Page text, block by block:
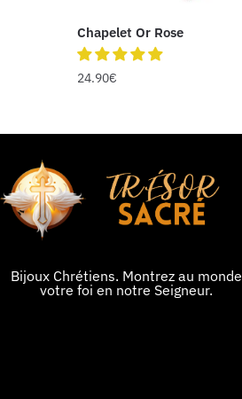
Chapelet Or Rose
24.90€
Bijoux Chrétiens. Montrez au monde
votre foi en notre Seigneur.